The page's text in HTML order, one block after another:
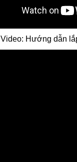
Video: Hướng dẫn